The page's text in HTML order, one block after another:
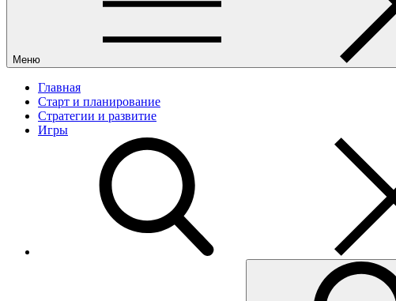
Меню
Главная
Старт и планирование
Стратегии и развитие
Игры